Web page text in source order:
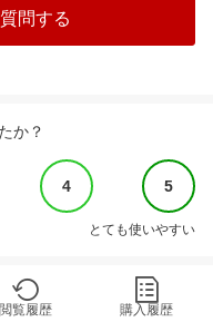
問する
か？
4 5
とても使いやすい
閲覧履歴 購入履歴